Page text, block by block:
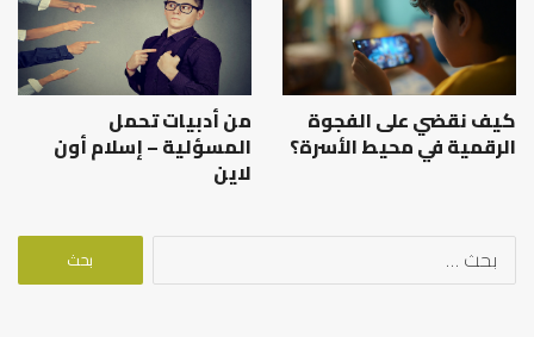
كيف نقضي على الفجوة
الرقمية في محيط الأسرة؟
من أدبيات تحمل
المسؤلية – إسلام أون
لاين
البحث